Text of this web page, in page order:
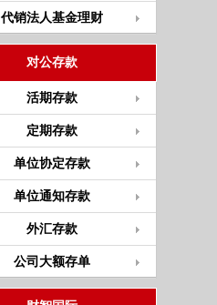
代销法人基金理财
对公存款
活期存款
定期存款
单位协定存款
单位通知存款
外汇存款
公司大额存单